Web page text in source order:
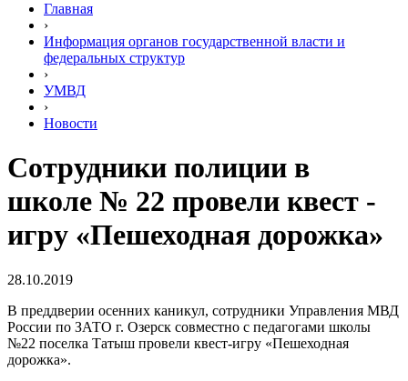
Главная
›
Информация органов государственной власти и
федеральных структур
›
УМВД
›
Новости
Сотрудники полиции в
школе № 22 провели квест -
игру «Пешеходная дорожка»
28.10.2019
В преддверии осенних каникул, сотрудники Управления МВД
России по ЗАТО г. Озерск совместно с педагогами школы
№22 поселка Татыш провели квест-игру «Пешеходная
дорожка».